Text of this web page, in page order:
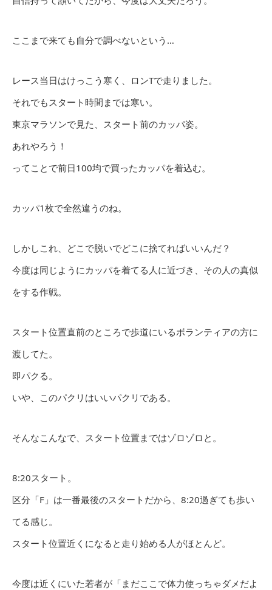
ここまで来ても自分で調べないという…
レース当日はけっこう寒く、ロンTで走りました。
それでもスタート時間までは寒い。
東京マラソンで見た、スタート前のカッパ姿。
あれやろう！
ってことで前日100均で買ったカッパを着込む。
カッパ1枚で全然違うのね。
しかしこれ、どこで脱いでどこに捨てればいいんだ？
今度は同じようにカッパを着てる人に近づき、その人の真似
をする作戦。
スタート位置直前のところで歩道にいるボランティアの方に
渡してた。
即パクる。
いや、このパクリはいいパクリである。
そんなこんなで、スタート位置まではゾロゾロと。
8:20スタート。
区分「F」は一番最後のスタートだから、8:20過ぎても歩い
てる感じ。
スタート位置近くになると走り始める人がほとんど。
今度は近くにいた若者が「まだここで体力使っちゃダメだよ